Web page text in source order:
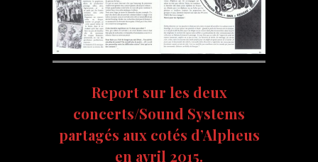
Report sur les deux
concerts/Sound Systems
partagés aux cotés d’Alpheus
en avril 2015.